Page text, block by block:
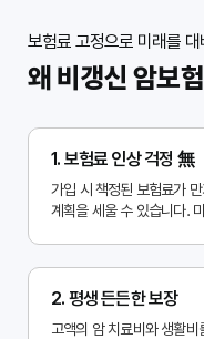
보험료 고정으로 미래를
왜 비갱신 암보
1. 보험료 인상 걱정 無
가입 시 책정된 보험료가
계획을 세울 수 있습니다.
2. 평생 든든한 보장
고액의 암 치료비와 생활